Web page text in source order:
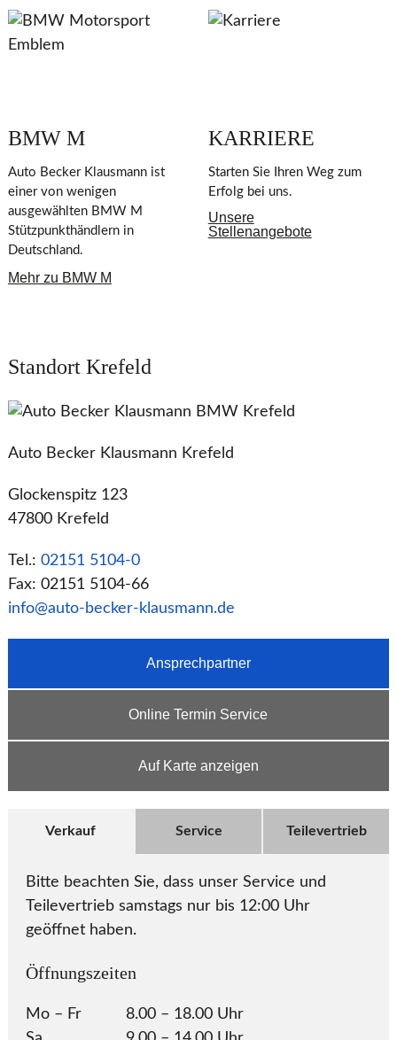
BMW M
Auto Becker Klausmann ist
einer von wenigen
ausgewählten BMW M
Stützpunkthändlern in
Deutschland.
Mehr zu BMW M
KARRIERE
Starten Sie Ihren Weg zum
Erfolg bei uns.
Unsere
Stellenangebote
Standort Krefeld
Auto Becker Klausmann Krefeld
Glockenspitz 123
47800 Krefeld
Tel.: 02151 5104-0
Fax: 02151 5104-66
info@auto-becker-klausmann.de
Ansprechpartner
Online Termin Service
Auf Karte anzeigen
Bitte beachten Sie, dass unser Service und
Teilevertrieb samstags nur bis 12:00 Uhr
geöffnet haben.
Öffnungszeiten
Mo – Fr
8.00 – 18.00 Uhr
Verkauf Service Teilevertrieb